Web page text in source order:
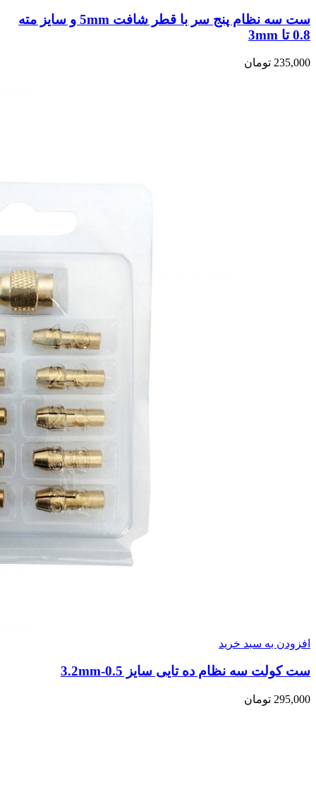
ست سه نظام پنج سر با قطر شافت 5mm و سایز مته
0.8 تا 3mm
235,000 تومان
افزودن به سبد خرید
ست کولت سه نظام ده تایی سایز 3.2mm-0.5
295,000 تومان